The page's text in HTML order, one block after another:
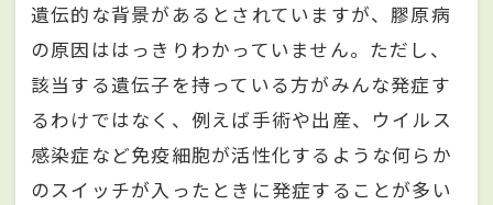
遺伝的な背景があるとされていますが、膠原病
の原因ははっきりわかっていません。ただし、
該当する遺伝子を持っている方がみんな発症す
るわけではなく、例えば手術や出産、ウイルス
感染症など免疫細胞が活性化するような何らか
のスイッチが入ったときに発症することが多い